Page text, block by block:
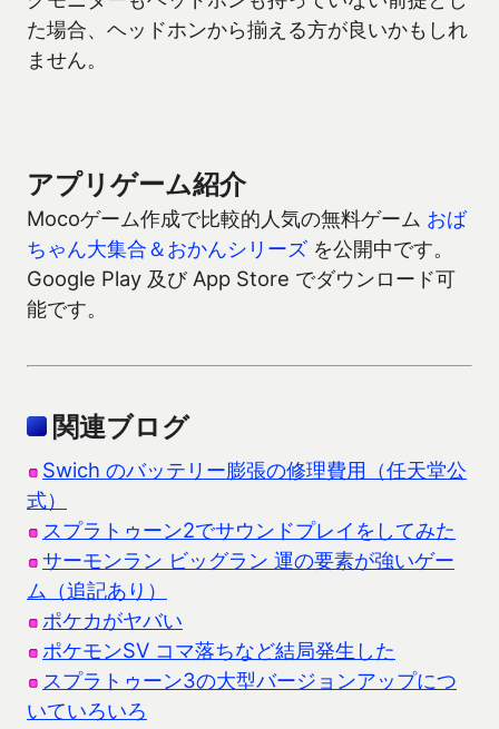
た場合、ヘッドホンから揃える方が良いかもしれ
ません。
アプリゲーム紹介
Mocoゲーム作成で比較的人気の無料ゲーム おば
ちゃん大集合＆おかんシリーズ を公開中です。
Google Play 及び App Store でダウンロード可
能です。
関連ブログ
Swich のバッテリー膨張の修理費用（任天堂公
式）
スプラトゥーン2でサウンドプレイをしてみた
サーモンラン ビッグラン 運の要素が強いゲー
ム（追記あり）
ポケカがヤバい
ポケモンSV コマ落ちなど結局発生した
スプラトゥーン3の大型バージョンアップにつ
いていろいろ